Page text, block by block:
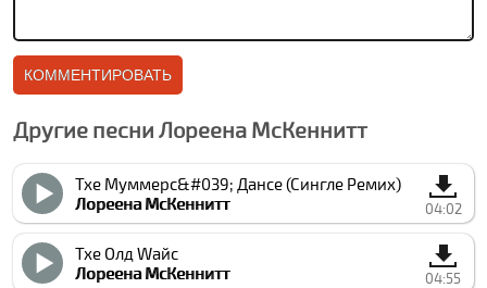
Другие песни Лореена МcКеннитт
Тхе Муммерс&#039; Данcе (Сингле Ремиx)
Лореена МcКеннитт
04:02
Тхе Олд Wайс
Лореена МcКеннитт
04:55